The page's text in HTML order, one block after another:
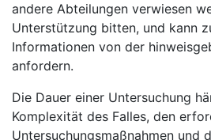
andere Abteilungen verwiesen
Unterstützung bitten, und kann
Informationen von der
anfordern.
Die Dauer einer Untersuchung
Komplexität des Falles, den
Untersuchungsmaßnahmen und